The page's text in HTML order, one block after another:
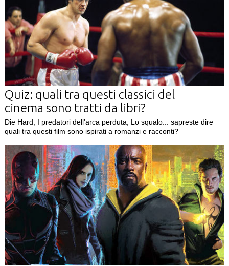
Quiz: quali tra questi classici del
cinema sono tratti da libri?
Die Hard, I predatori dell'arca perduta, Lo squalo... sapreste dire
quali tra questi film sono ispirati a romanzi e racconti?